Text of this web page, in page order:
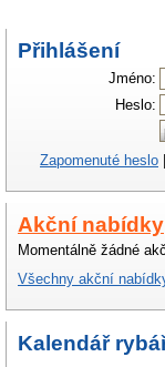
Přihlášení
Jméno:
Heslo:
Zapomenuté heslo |
Akční nabídky
Momentálně žádné
Všechny akční
Kalendář